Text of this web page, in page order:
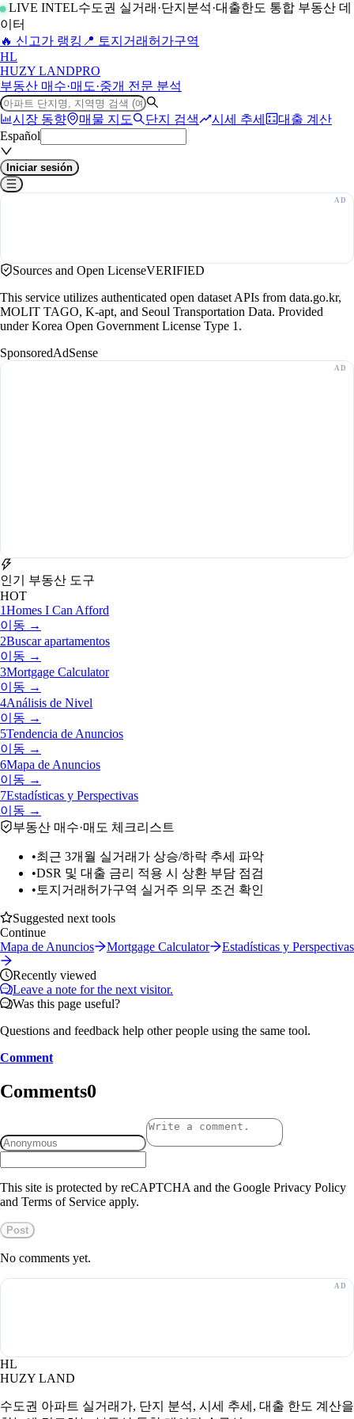
LIVE INTEL수도권 실거래·단지분석·대출한도 통합 부동산 데
이터
🔥 신고가 랭킹 📍 토지거래허가구역
HL
HUZY LANDPRO
부동산 매수·매도·중개 전문 분석
시장 동향 매물 지도 단지 검색 시세 추세
대출 계산
Español
Iniciar sesión
Sources and Open LicenseVERIFIED
This service utilizes authenticated open dataset APIs from data.go.kr,
MOLIT TAGO, K-apt, and Seoul Transportation Data. Provided
under Korea Open Government License Type 1.
SponsoredAdSense
인기 부동산 도구
HOT
1Homes I Can Afford
이동 →
2Buscar apartamentos
이동 →
3Mortgage Calculator
이동 →
4Análisis de Nivel
이동 →
5Tendencia de Anuncios
이동 →
6Mapa de Anuncios
이동 →
7Estadísticas y Perspectivas
이동 →
부동산 매수·매도 체크리스트
•최근 3개월 실거래가 상승/하락 추세 파악
•DSR 및 대출 금리 적용 시 상환 부담 점검
• 토지거래허가구역 실거주 의무 조건 확인
Suggested next tools
Continue
Mapa de Anuncios
Mortgage Calculator Estadísticas y Perspectivas
Recently viewed
Leave a note for the next visitor.
Was this page useful?
Questions and feedback help other people using the same tool.
Comment
Comments0
This site is protected by reCAPTCHA and the Google Privacy Policy
and Terms of Service apply.
Post
No comments yet.
HL
HUZY LAND
수도권 아파트 실거래가, 단지 분석, 시세 추세, 대출 한도 계산을